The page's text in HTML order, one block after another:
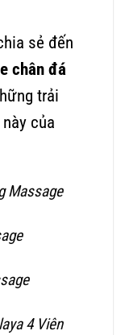
sẻ đến
chân đá
trải
của
Massage
4 Viên